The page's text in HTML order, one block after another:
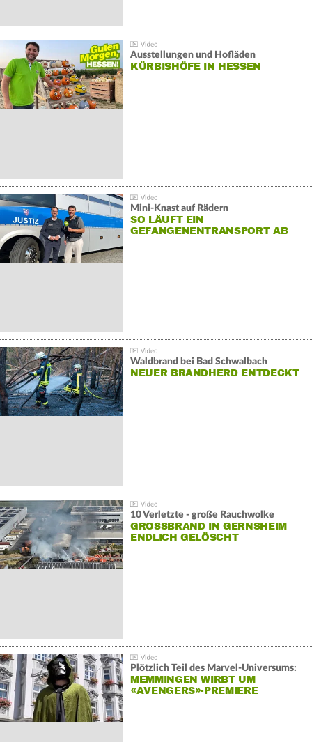
Ausstellungen und Hofläden
KÜRBISHÖFE IN HESSEN
Mini-Knast auf Rädern
SO LÄUFT EIN
GEFANGENENTRANSPORT AB
Waldbrand bei Bad Schwalbach
NEUER BRANDHERD ENTDECKT
10 Verletzte - große Rauchwolke
GROSSBRAND IN GERNSHEIM E
NDLICH GELÖSCHT
Plötzlich Teil des Marvel-Universums:
MEMMINGEN WIRBT UM
«AVENGERS»-PREMIERE